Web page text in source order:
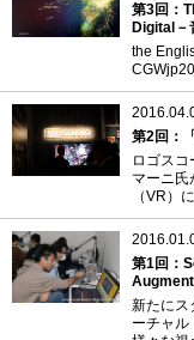
第3回：
Digital－
the
第2回：
ロゴス
マーニ氏
（VR）
第1回：
新たにス
ーチャル